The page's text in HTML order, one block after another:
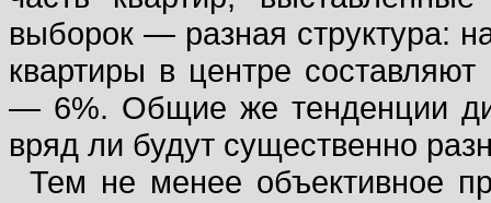
выборок — разная структура:
квартиры в центре
— 6%. Общие же тенденции
вряд ли будут существенно
Тем не менее объективное